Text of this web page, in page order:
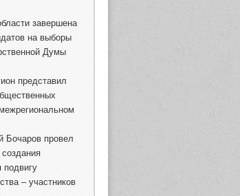
завершена
на выборы
Думы
представил
Бочаров провел
подвигу
– участников